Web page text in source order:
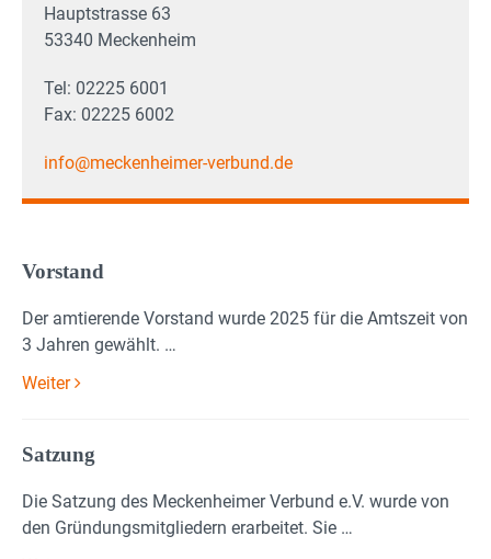
Hauptstrasse 63
53340 Meckenheim
Tel: 02225 6001
Fax: 02225 6002
info@meckenheimer-verbund.de
Vorstand
Der amtierende Vorstand wurde 2025 für die Amtszeit von
3 Jahren gewählt. …
Weiter
Satzung
Die Satzung des Meckenheimer Verbund e.V. wurde von
den Gründungsmitgliedern erarbeitet. Sie …